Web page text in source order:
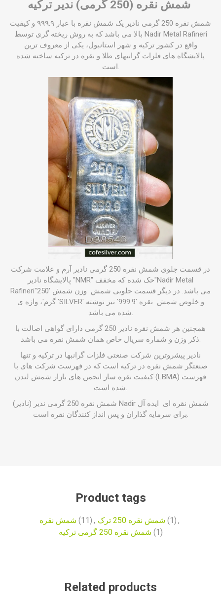
شمش نقره 250 گرمی نادیر یک شمش نقره با عیار ۹۹۹.۹ و کیفیت
بالا می باشد که به روش ریخته گری توسط Nadir Metal Rafineri
واقع در کشور ترکیه و شهر استانبول، یکی از معروف ترین
پالایشگاه های فلزات گرانبهای طلا و نقره در ترکیه ساخته شده
در قسمت جلوی شمش نقره
250 گرمی نادیر آرم و علامت شرکت
پالایشگاه نادیر "NMR" حک شده که مخفف"Nadir Metal
Rafineri"می باشد. در دیگر قسمت جلویی شمش وزن شمش '250
گرم'، واژه ی 'SILVER' و خلوص شمش نقره '999.9' نیز نوشته
همچنین هر شمش نقره نادیر 250 گرمی دارای گواهی اصالت با
نادیر پیشروترین شرکت صنعتی فلزات گرانبها در ترکیه و تنها
صنعتگر شمش نقره در ترکیه است که در فهرست شرکت های با
کیفیت نقره ساز انجمن های بازار شمش لندن (LBMA) فهرست
شمش نقره 250 گرمی ندیر (نادیر) Nadir شمش نقره ای ایده آل
Product tags
شمش نقره (11) , شمش نقره 250 ترک (1) ,
شمش نقره 250 گرمی ترکیه (1)
Related products